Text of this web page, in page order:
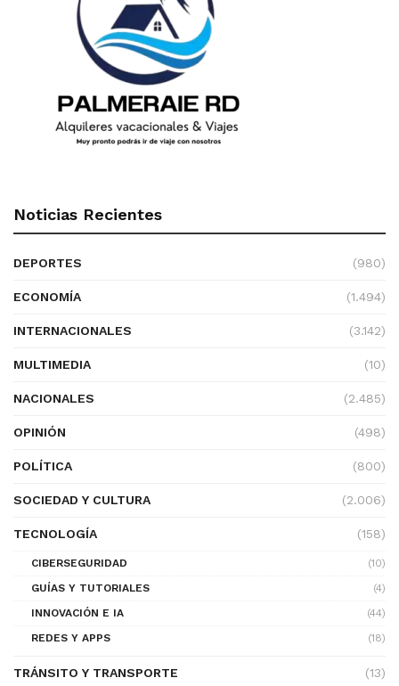
Noticias Recientes
DEPORTES (980)
ECONOMÍA (1.494)
INTERNACIONALES (3.142)
MULTIMEDIA (10)
NACIONALES (2.485)
OPINIÓN (498)
POLÍTICA (800)
SOCIEDAD Y CULTURA (2.006)
TECNOLOGÍA (158)
CIBERSEGURIDAD
(10)
GUÍAS Y TUTORIALES
(4)
INNOVACIÓN E IA
(44)
REDES Y APPS
(18)
TRÁNSITO Y TRANSPORTE (13)